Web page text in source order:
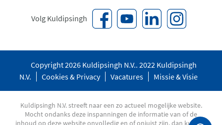
Volg Kuldipsingh
Copyright 2026 Kuldipsingh N.V.. 2022 Kuldipsingh
N.V.
Cookies & Privacy Vacatures Missie & Visie
Kuldipsingh N.V. streeft naar een zo actueel mogelijke website.
Mocht ondanks deze inspanningen de informatie van of de
inhoud op deze website onvolledig en of onjuist zijn, dan kunnen